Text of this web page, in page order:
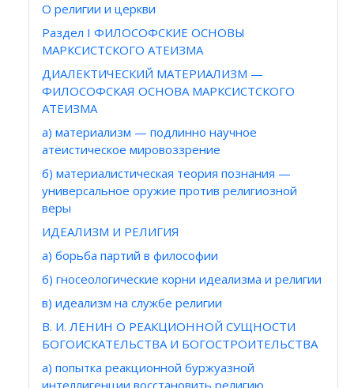
О религии и церкви
Раздел I ФИЛОСОФСКИЕ ОСНОВЫ
МАРКСИСТСКОГО АТЕИЗМА
ДИАЛЕКТИЧЕСКИЙ МАТЕРИАЛИЗМ —
ФИЛОСОФСКАЯ ОСНОВА МАРКСИСТСКОГО
АТЕИЗМА
а) материализм — подлинно научное
атеистическое мировоззрение
б) материалистическая теория познания —
универсальное оружие против религиозной
веры
ИДЕАЛИЗМ И РЕЛИГИЯ
а) борьба партий в философии
б) гносеологические корни идеализма и религии
в) идеализм на службе религии
В. И. ЛЕНИН О РЕАКЦИОННОЙ СУЩНОСТИ
БОГОИСКАТЕЛЬСТВА И БОГОСТРОИТЕЛЬСТВА
а) попытка реакционной буржуазной